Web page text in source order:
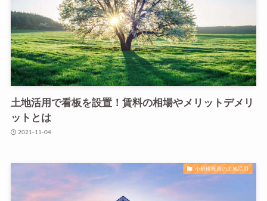
土地活用で看板を設置！賃料の相場やメリットデメリ
ットとは
2021-11-04
小規模投資の土地活用